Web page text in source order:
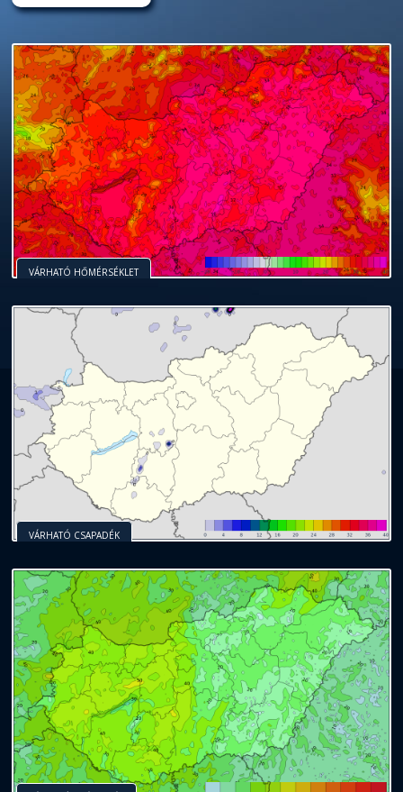
VÁRHATÓ HŐMÉRSÉKLET
VÁRHATÓ CSAPADÉK